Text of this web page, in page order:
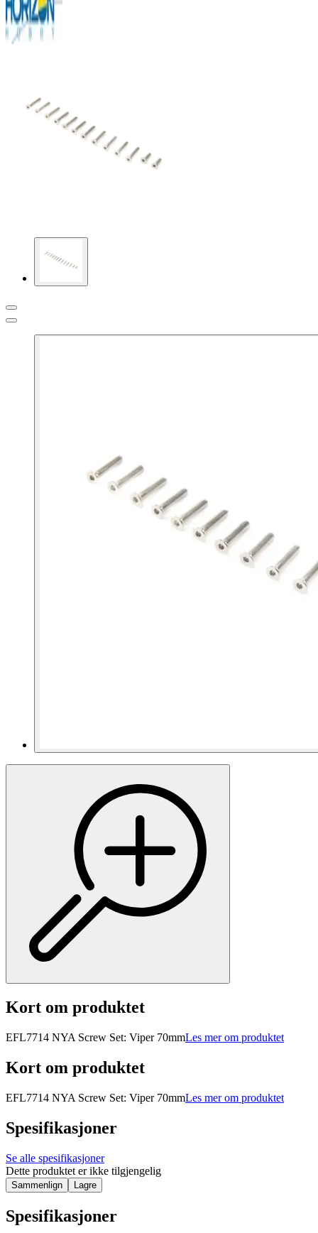
Kort om produktet
EFL7714 NYA Screw Set: Viper 70mmLes mer om produktet
Kort om produktet
EFL7714 NYA Screw Set: Viper 70mmLes mer om produktet
Spesifikasjoner
Se alle spesifikasjoner
Dette produktet er ikke tilgjengelig
Sammenlign Lagre
Spesifikasjoner